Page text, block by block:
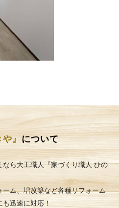
』 について
ら大工職人『家づくり職人 ひの
ム、増改築など各種リフォーム
も迅速に対応！